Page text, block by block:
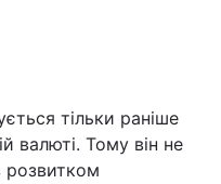
тільки раніше
валюті. Тому він не